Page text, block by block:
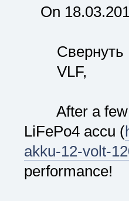
On
Свернуть
VLF,
After a few
LiFePo4 accu (
akku-12-volt-
performance!